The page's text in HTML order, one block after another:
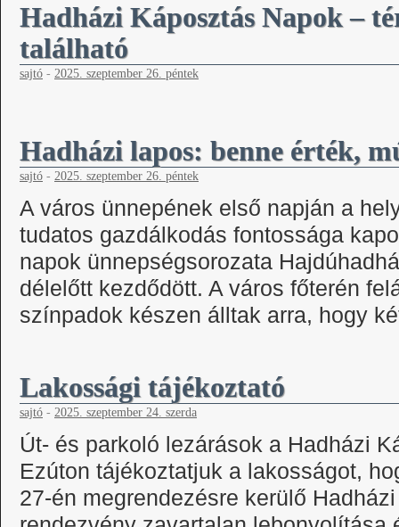
Hadházi Káposztás Napok –
található
sajtó - 2025. szeptember 26. péntek
Hadházi lapos: benne érték,
sajtó - 2025. szeptember 26. péntek
A város ünnepének első napján a
tudatos gazdálkodás fontossága
napok ünnepségsorozata
délelőtt kezdődött. A város főterén
színpadok készen álltak arra, hogy
Lakossági tájékoztató
sajtó - 2025. szeptember 24. szerda
Út- és parkoló lezárások a Hadházi
Ezúton tájékoztatjuk a lakosságot,
27-én megrendezésre kerülő